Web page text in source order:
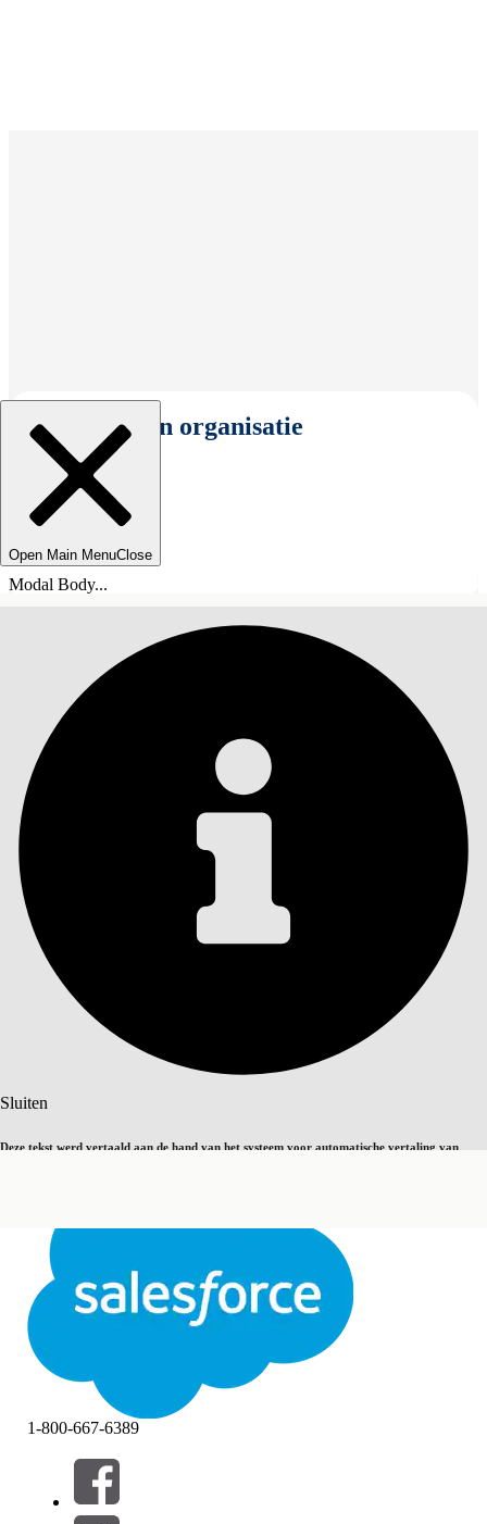
Selecteer een organisatie
Open Main MenuClose
Modal Body...
Sluiten
Deze tekst werd vertaald aan de hand van het systeem voor automatische vertaling van
Sluiten Sluiten
INHOUDSOPGAVE
Zoeken
Filteren op (0)
FILTERS SELECTEREN
1-800-667-6389